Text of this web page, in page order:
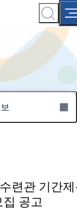
련관 기간
공고